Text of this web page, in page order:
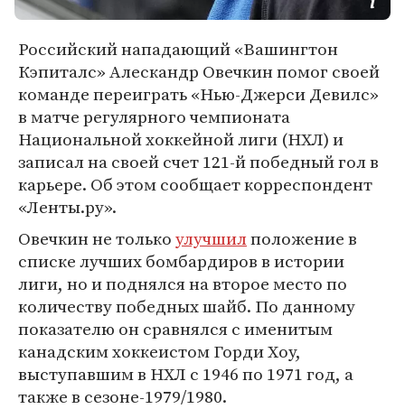
Российский нападающий «Вашингтон
Кэпиталс» Алескандр Овечкин помог своей
команде переиграть «Нью-Джерси Девилс»
в матче регулярного чемпионата
Национальной хоккейной лиги (НХЛ) и
записал на своей счет 121-й победный гол в
карьере. Об этом сообщает корреспондент
«Ленты.ру».
Овечкин не толькоулучшилположение в
списке лучших бомбардиров в истории
лиги, но и поднялся на второе место по
количеству победных шайб. По данному
показателю он сравнялся с именитым
канадским хоккеистом Горди Хоу,
выступавшим в НХЛ с 1946 по 1971 год, а
также в сезоне-1979/1980.